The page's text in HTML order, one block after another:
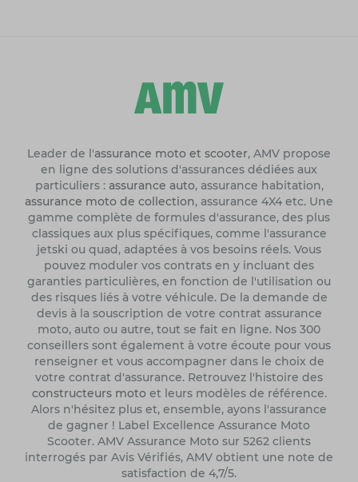
Leader de l'assurance moto et scooter, AMV propose
en ligne des solutions d'assurances dédiées aux
particuliers : assurance auto, assurance habitation,
assurance moto de collection, assurance 4X4 etc. Une
gamme complète de formules d'assurance, des plus
classiques aux plus spécifiques, comme l'assurance
jetski ou quad, adaptées à vos besoins réels. Vous
pouvez moduler vos contrats en y incluant des
garanties particulières, en fonction de l'utilisation ou
des risques liés à votre véhicule. De la demande de
devis à la souscription de votre contrat assurance
moto, auto ou autre, tout se fait en ligne. Nos 300
conseillers sont également à votre écoute pour vous
renseigner et vous accompagner dans le choix de
votre contrat d'assurance. Retrouvez l'histoire des
constructeurs motoet leurs modèles de référence.
Alors n'hésitez plus et, ensemble, ayons l'assurance
de gagner ! Label Excellence Assurance Moto
Scooter. AMV Assurance Moto sur 5262 clients
interrogés par Avis Vérifiés, AMV obtient une note de
satisfaction de 4,7/5.